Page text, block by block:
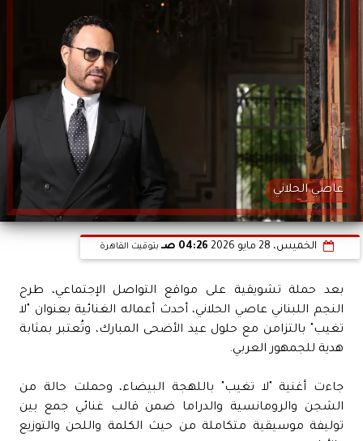
عاصي الحلاني
الخميس، 28 مايو 2026 04:26 صـ بتوقيت القاهرة
بعد حملة تشويقية على مواقع التواصل الإجتماعي، طرح
النجم اللبناني عاصي الحلاني، أحدث أعماله الغنائية بعنوان "لا
تغيب" بالتزامن مع حلول عيد الأضحى المبارك، وتُعتبر بمثابة
هدية للجمهور العربي.
جاءت أغنية "لا تغيب" باللهجة البيضاء، وحملت حالة من
الشجن والرومانسية والدراما ضمن قالب غنائي جمع بين
توليفة موسيقية متكاملة من حيث الكلمة واللحن والتوزيع